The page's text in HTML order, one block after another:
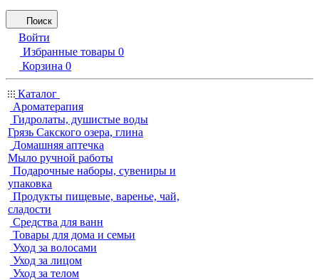
Поиск
Войти
Избранные товары 0
Корзина 0
Каталог
Ароматерапия
Гидролаты, душистые воды
Грязь Сакского озера, глина
Домашняя аптечка
Мыло ручной работы
Подарочные наборы, сувениры и
упаковка
Продукты пищевые, варенье, чай,
сладости
Средства для ванн
Товары для дома и семьи
Уход за волосами
Уход за лицом
Уход за телом